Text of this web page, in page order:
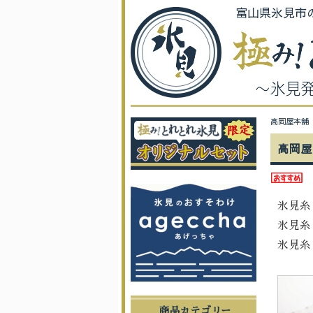
富山県氷見市
高岡屋本舗
高岡
氷見
氷見
氷見
商品カテゴリー